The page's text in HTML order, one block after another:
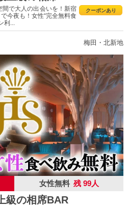
クーポンあり
間で大人の出会いを！新宿
今夜も！女性“完全無料食
利...
梅田・北新地
女性無料 残 99人
級の相席BAR